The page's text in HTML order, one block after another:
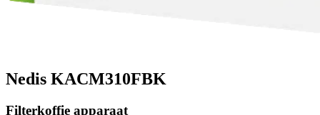
Nedis KACM310FBK
Filterkoffie apparaat